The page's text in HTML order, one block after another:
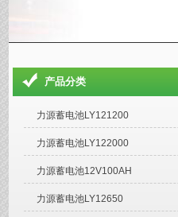
产品分类
力源蓄电池LY121200
力源蓄电池LY122000
力源蓄电池12V100AH
力源蓄电池LY12650